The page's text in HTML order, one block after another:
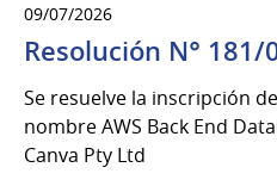
09/07/2026
Resolución N°
Se resuelve la inscripción
nombre AWS Back End
Canva Pty Ltd